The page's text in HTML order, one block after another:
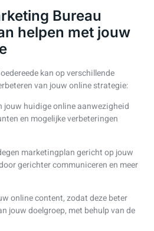
Bureau
helpen met jouw
kan op verschillende
van jouw online strategie:
jouw huidige online aanwezigheid
en mogelijke verbeteringen
marketingplan gericht op jouw
gerichter communiceren en meer
online content, zodat deze beter
jouw doelgroep, met behulp van de